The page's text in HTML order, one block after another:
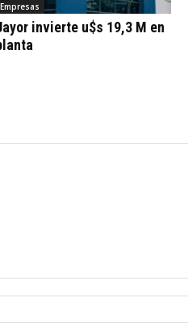
Empresas
invierte u$s 19,3 M en